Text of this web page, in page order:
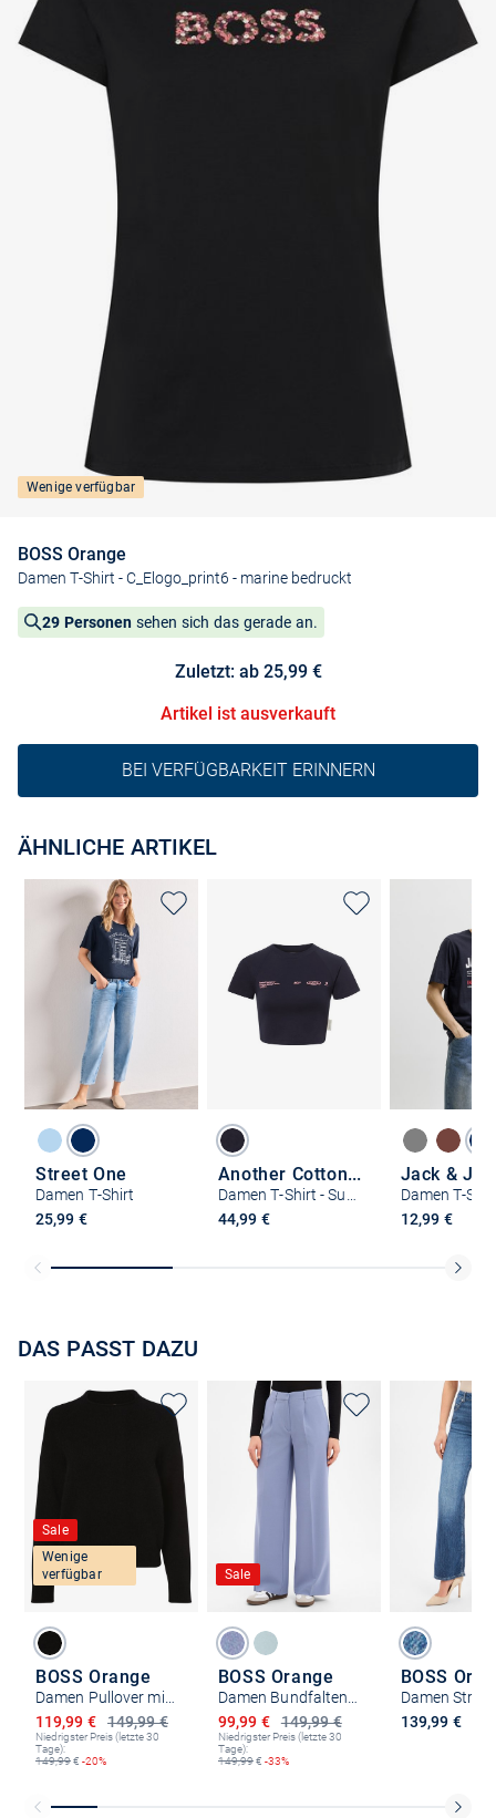
Wenige verfügbar
BOSS Orange
Damen T-Shirt - C_Elogo_print6 - marine bedruckt
29 Personen sehen sich das gerade an.
Zuletzt: ab 25,99 €
Artikel ist ausverkauft
BEI VERFÜGBARKEIT ERINNERN
ÄHNLICHE ARTIKEL
Street One
Damen T-Shirt
25,99 €
Another Cotton Lab
Damen T-Shirt - Suenos Sol Festival
44,99 €
Jack &
Damen T-
12,99 €
DAS PASST DAZU
Sale
Wenige
verfügbar
BOSS Orange
149,99 €
Ermäßigter Preis
119,99 €
Niedrigster Preis (letzte 30
Tage):
149,99€ -20%
Sale
BOSS Orange
149,99 €
Ermäßigter Preis
99,99 €
Niedrigster Preis (letzte 30
Tage):
149,99€ -33%
BOSS
139,99 €